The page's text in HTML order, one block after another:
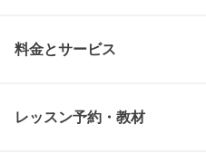
料金とサービス
レッスン予約・教材